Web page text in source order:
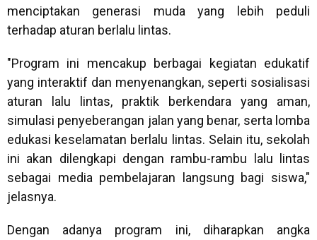
menciptakan generasi muda yang lebih peduli
terhadap aturan berlalu lintas.
"Program ini mencakup berbagai kegiatan edukatif
yang interaktif dan menyenangkan, seperti sosialisasi
aturan lalu lintas, praktik berkendara yang aman,
simulasi penyeberangan jalan yang benar, serta lomba
edukasi keselamatan berlalu lintas. Selain itu, sekolah
ini akan dilengkapi dengan rambu-rambu lalu lintas
sebagai media pembelajaran langsung bagi siswa,"
jelasnya.
Dengan adanya program ini, diharapkan angka